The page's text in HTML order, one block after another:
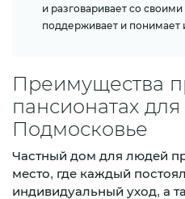
и разговаривает со
поддерживает и понимает
Преимущества
пансионатах
Подмосковье
Частный дом для людей
место, где каждый
индивидуальный уход, а